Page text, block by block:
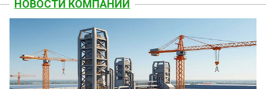
НОВОСТИ КОМПАНИЙ